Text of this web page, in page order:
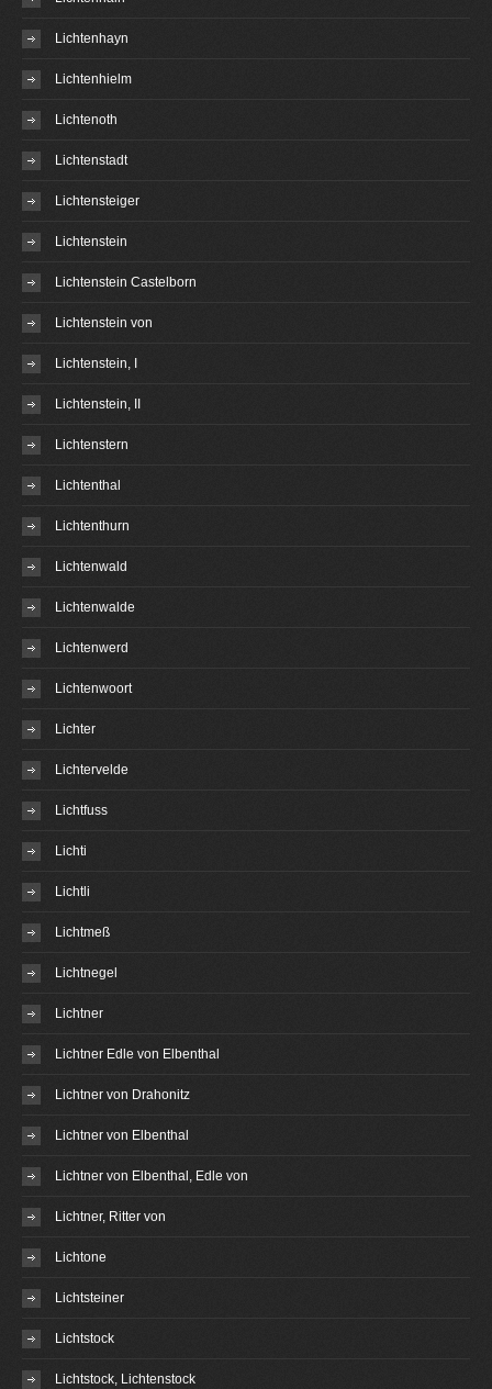
Lichtenhayn
Lichtenhielm
Lichtenoth
Lichtenstadt
Lichtensteiger
Lichtenstein
Lichtenstein Castelborn
Lichtenstein von
Lichtenstein, I
Lichtenstein, II
Lichtenstern
Lichtenthal
Lichtenthurn
Lichtenwald
Lichtenwalde
Lichtenwerd
Lichtenwoort
Lichter
Lichtervelde
Lichtfuss
Lichti
Lichtli
Lichtmeß
Lichtnegel
Lichtner
Lichtner Edle von Elbenthal
Lichtner von Drahonitz
Lichtner von Elbenthal
Lichtner von Elbenthal, Edle von
Lichtner, Ritter von
Lichtone
Lichtsteiner
Lichtstock
Lichtstock, Lichtenstock